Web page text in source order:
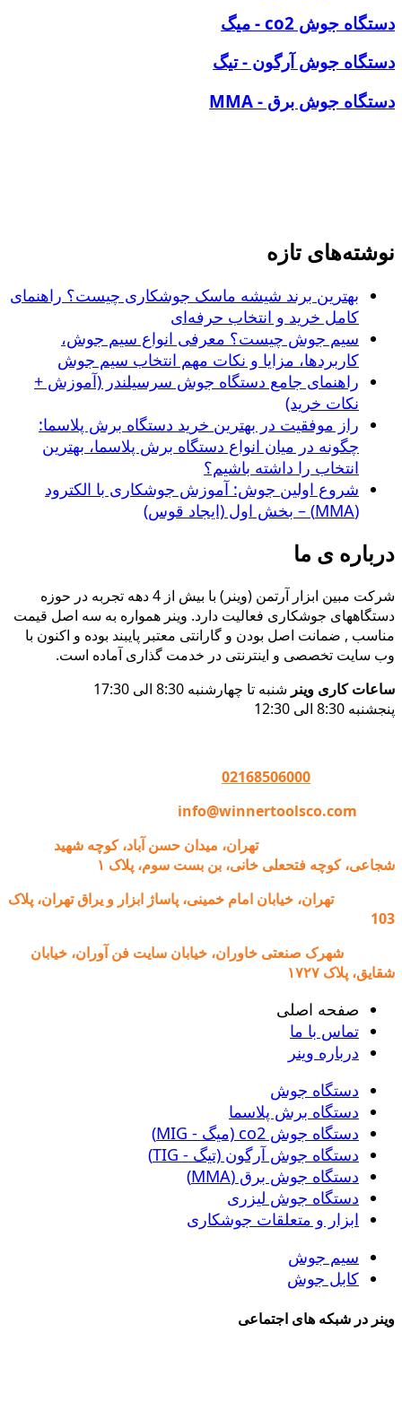
دستگاه جوش co2 - میگ
دستگاه جوش آرگون - تیگ
دستگاه جوش برق - MMA
نوشته‌های تازه
بهترین برند شیشه ماسک جوشکاری چیست؟ راهنمای
کامل خرید و انتخاب حرفه‌ای
سیم جوش چیست؟ معرفی انواع سیم جوش،
کاربردها، مزایا و نکات مهم انتخاب سیم جوش
راهنمای جامع دستگاه جوش سرسیلندر (آموزش +
نکات خرید)
راز موفقیت در بهترین خرید دستگاه برش پلاسما:
چگونه در میان انواع دستگاه برش پلاسما، بهترین
انتخاب را داشته باشیم؟
شروع اولین جوش: آموزش جوشکاری با الکترود
(MMA) – بخش اول (ایجاد قوس)
درباره ی ما
شرکت مبین ابزار آرتمن (وینر) با بیش از 4 دهه تجربه در حوزه
دستگاههای جوشکاری فعالیت دارد. وینر همواره به سه اصل قیمت
مناسب , ضمانت اصل بودن و گارانتی معتبر پایبند بوده و اکنون با
وب سایت تخصصی و اینترنتی در خدمت گذاری آماده است.
ساعات کاری وینر شنبه تا چهارشنبه 8:30 الی 17:30
پنجشنبه 8:30 الی 12:30
02168506000
info@winnertoolsco.com
تهران، میدان حسن آباد، کوچه شهید
شجاعی، کوچه فتحعلی خانی، بن بست سوم، پلاک ۱
تهران، خیابان امام خمینی، پاساژ ابزار و یراق تهران، پلاک
103
شهرک صنعتی خاوران، خیابان سایت فن آوران، خیابان
شقایق، پلاک ۱۷۲۷
صفحه اصلی
تماس با ما
درباره وینر
دستگاه جوش
دستگاه برش پلاسما
دستگاه جوش co2 (میگ - MIG)
دستگاه جوش آرگون (تیگ - TIG)
دستگاه جوش برق (MMA)
دستگاه جوش لیزری
ابزار و متعلقات جوشکاری
سیم جوش
کابل جوش
وینر در شبکه های اجتماعی